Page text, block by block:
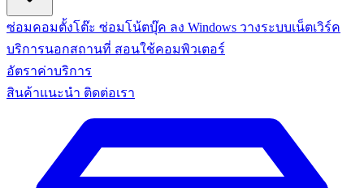
ซ่อมคอมตั้งโต๊ะ ซ่อมโน้ตบุ๊ค ลง Windows วางระบบเน็ตเวิร์ค
บริการนอกสถานที่ สอนใช้คอมพิวเตอร์
อัตราค่าบริการ
สินค้าแนะนำ ติดต่อเรา